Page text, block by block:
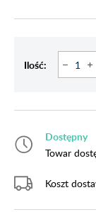
Ilość:
Dostępny
Towar
Koszt